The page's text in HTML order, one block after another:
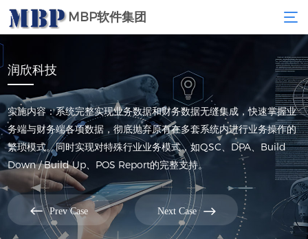
MBP软件集团
润欣科技
实施内容：系统完整实现业务数据和财务数据无缝集成，快速掌握业
务端与财务端各项数据，彻底抛弃原有在多套系统内进行业务操作的
繁琐模式。同时实现对特殊行业业务模式，如QSC、DPA、Build
Down / Build Up、POS Report的完整支持。
 Prev Case Next Case 